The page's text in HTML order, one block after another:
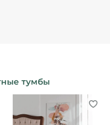
тумбы